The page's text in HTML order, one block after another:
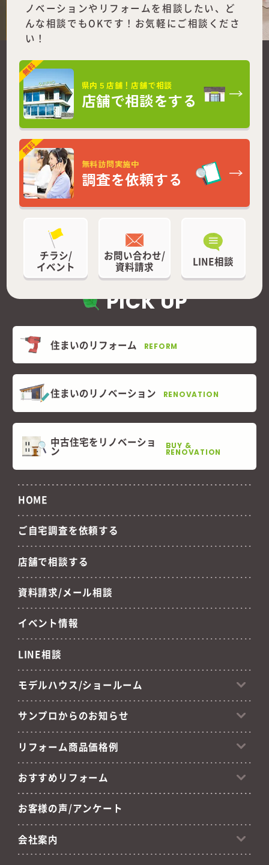
ノベーションやリフォームを相談したい、ど
んな相談でもOKです！お気軽にご相談くださ
い！
県内５店舗！店舗で相談
店舗で相談をする
無料訪問実施中
調査を依頼する
チラシ/
イベント
お問い合わせ/
資料請求
LINE相談
PICK UP
住まいのリフォーム REFORM
住まいのリノベーション RENOVATION
中古住宅をリノベーショ
ン BUY &
RENOVATION
HOME
ご自宅調査を依頼する
店舗で相談する
資料請求/メール相談
イベント情報
LINE相談
モデルハウス/ショールーム
サンプロからのお知らせ
リフォーム商品価格例
おすすめリフォーム
お客様の声/アンケート
会社案内